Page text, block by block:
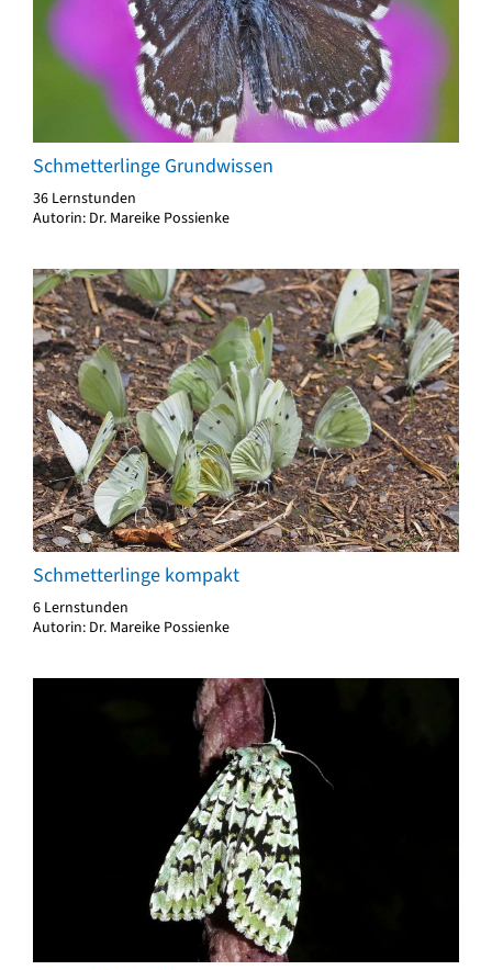
Schmetterlinge Grundwissen
36 Lernstunden
Autorin: Dr. Mareike Possienke
Schmetterlinge kompakt
6 Lernstunden
Autorin: Dr. Mareike Possienke